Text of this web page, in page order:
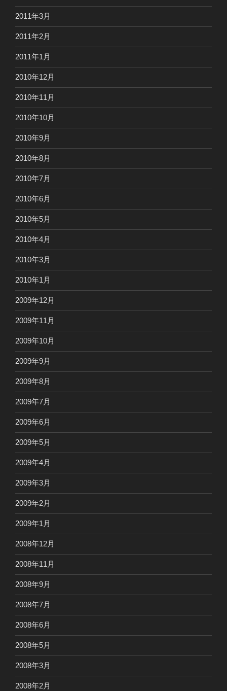
2011年3月
2011年2月
2011年1月
2010年12月
2010年11月
2010年10月
2010年9月
2010年8月
2010年7月
2010年6月
2010年5月
2010年4月
2010年3月
2010年1月
2009年12月
2009年11月
2009年10月
2009年9月
2009年8月
2009年7月
2009年6月
2009年5月
2009年4月
2009年3月
2009年2月
2009年1月
2008年12月
2008年11月
2008年9月
2008年7月
2008年6月
2008年5月
2008年3月
2008年2月